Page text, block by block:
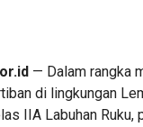
— Dalam rangka
di lingkungan
IIA Labuhan Ruku,